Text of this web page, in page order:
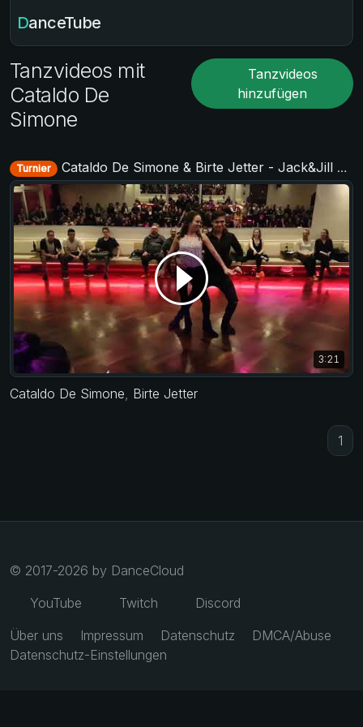
DanceTube
Tanzvideos mit
Cataldo De
Simone
Tanzvideos
hinzufügen
Turnier Cataldo De Simone & Birte Jetter - Jack&Jill Level 2 - TAF Deutsche Meisterschaft 2018
3:21
Cataldo De Simone Birte Jetter
1
© 2017-2026 by DanceCloud
YouTube
Twitch
Discord
Über uns
Impressum Datenschutz
DMCA/Abuse
Datenschutz-Einstellungen